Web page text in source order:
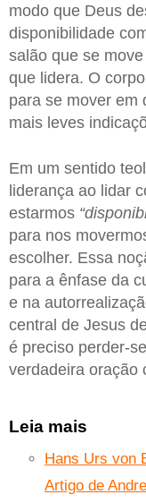
modo que Deus
disponibilidade
salão que se
que lidera. O
para se mover em
mais leves
Em um sentido
liderança ao lidar
estarmos
para nos
escolher. Essa
para a ênfase da
e na
central de Jesus
é preciso perder-
verdadeira oração
Leia mais
Hans Urs von
Artigo de